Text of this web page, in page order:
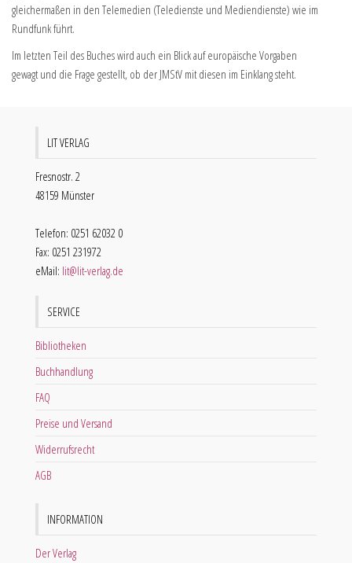
gleichermaßen in den Telemedien (Teledienste und Mediendienste) wie im
Rundfunk führt.
Im letzten Teil des Buches wird auch ein Blick auf europäische Vorgaben
gewagt und die Frage gestellt, ob der JMStV mit diesen im Einklang steht.
LIT VERLAG
Fresnostr. 2
48159 Münster
Telefon: 0251 62032 0
Fax: 0251 231972
eMail: lit@lit-verlag.de
SERVICE
Bibliotheken
Buchhandlung
FAQ
Preise und Versand
Widerrufsrecht
AGB
INFORMATION
Der Verlag